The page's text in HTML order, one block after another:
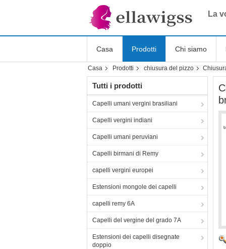
La
Casa Prodotti Chi siamo
Casa Prodotti chiusura del pizzo
Tutti i prodotti
Capelli umani vergini brasiliani
Capelli vergini indiani
Capelli umani peruviani
Capelli birmani di Remy
capelli vergini europei
Estensioni mongole dei capelli
capelli remy 6A
Capelli del vergine del grado 7A
Estensioni dei capelli disegnate
doppio